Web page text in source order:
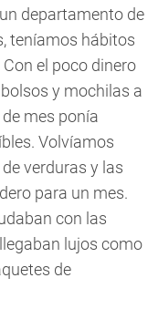
departamento de
teníamos hábitos
el poco dinero
y mochilas a
mes ponía
Volvíamos
verduras y las
para un mes.
con las
lujos como
de